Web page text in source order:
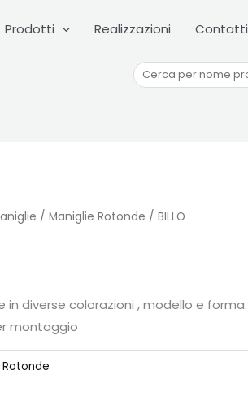
Prodotti Realizzazioni Contatti
/ Maniglie Rotonde / BILLO
in diverse colorazioni , modello e forma.
montaggio